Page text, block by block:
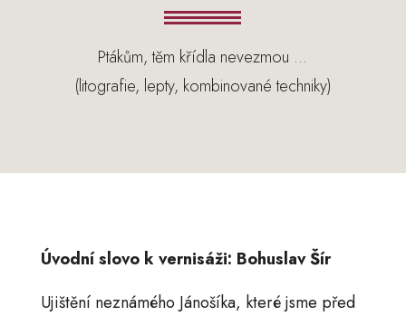
Ptákům, těm křídla nevezmou …
(litografie, lepty, kombinované techniky)
Úvodní slovo k vernisáži: Bohuslav Šír
Ujištění neznámého Jánošíka, které jsme před